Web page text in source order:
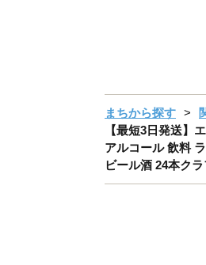
まちから探す
【最短3日発送】
アルコール 飲料
ビール酒 24本ク